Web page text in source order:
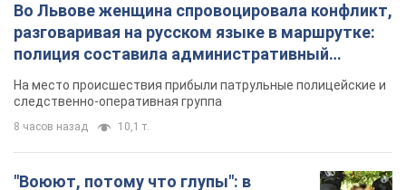
военным и поплатился за это.
Видео
Водителя уволили после конфликта с
пассажирами и оскорблений в адрес военных
11 часов назад 8,9 т.
"Не следит за сексуальностью": в
Киеве консультант салона красоты
оскорбил женщину после
химиотерапии, разгорелся скандал.
Сотрудник салона оценил внешность